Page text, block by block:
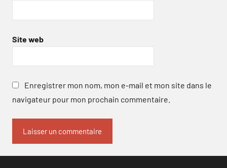
Site web
Enregistrer mon nom, mon e-mail et mon site dans le
navigateur pour mon prochain commentaire.